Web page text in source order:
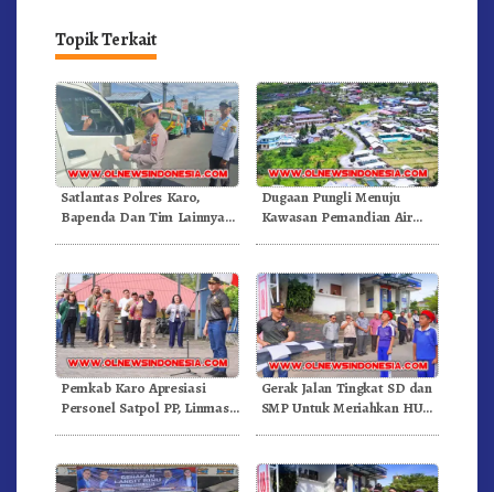
Topik Terkait
Satlantas Polres Karo,
Bapenda Dan Tim Lainnya
Dugaan Pungli Menuju
Kawasan Pemandian Air
Pemkab Karo Apresiasi
Personel Satpol PP, Linmas,
Gerak Jalan Tingkat SD dan
SMP Untuk Meriahkan HUT